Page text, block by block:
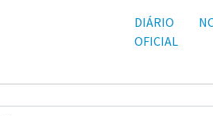
DIÁRIO
OFICIAL